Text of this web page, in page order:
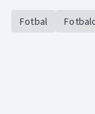
Fotbal